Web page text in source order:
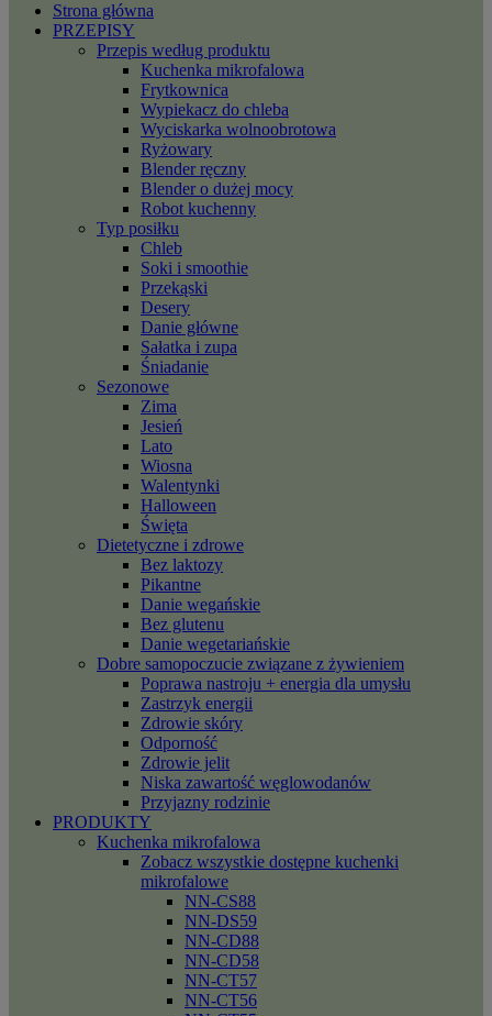
Strona główna
PRZEPISY
Przepis według produktu
Kuchenka mikrofalowa
Frytkownica
Wypiekacz do chleba
Wyciskarka wolnoobrotowa
Ryżowary
Blender ręczny
Blender o dużej mocy
Robot kuchenny
Typ posiłku
Chleb
Soki i smoothie
Przekąski
Desery
Danie główne
Sałatka i zupa
Śniadanie
Sezonowe
Zima
Jesień
Lato
Wiosna
Walentynki
Halloween
Święta
Dietetyczne i zdrowe
Bez laktozy
Pikantne
Danie wegańskie
Bez glutenu
Danie wegetariańskie
Dobre samopoczucie związane z żywieniem
Poprawa nastroju + energia dla umysłu
Zastrzyk energii
Zdrowie skóry
Odporność
Zdrowie jelit
Niska zawartość węglowodanów
Przyjazny rodzinie
PRODUKTY
Kuchenka mikrofalowa
Zobacz wszystkie dostępne kuchenki
mikrofalowe
NN-CS88
NN-DS59
NN-CD88
NN-CD58
NN-CT57
NN-CT56